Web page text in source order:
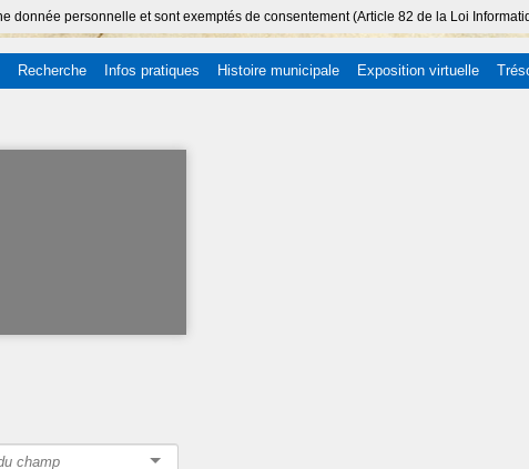
personnelle et sont exemptés de consentement (Article 82 de la Loi
Recherche Infos pratiques Histoire municipale Exposition virtuelle